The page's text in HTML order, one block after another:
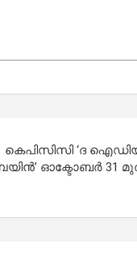
കെപിസിസി ‘ദ
ഓക്ടോബര്‍ 31